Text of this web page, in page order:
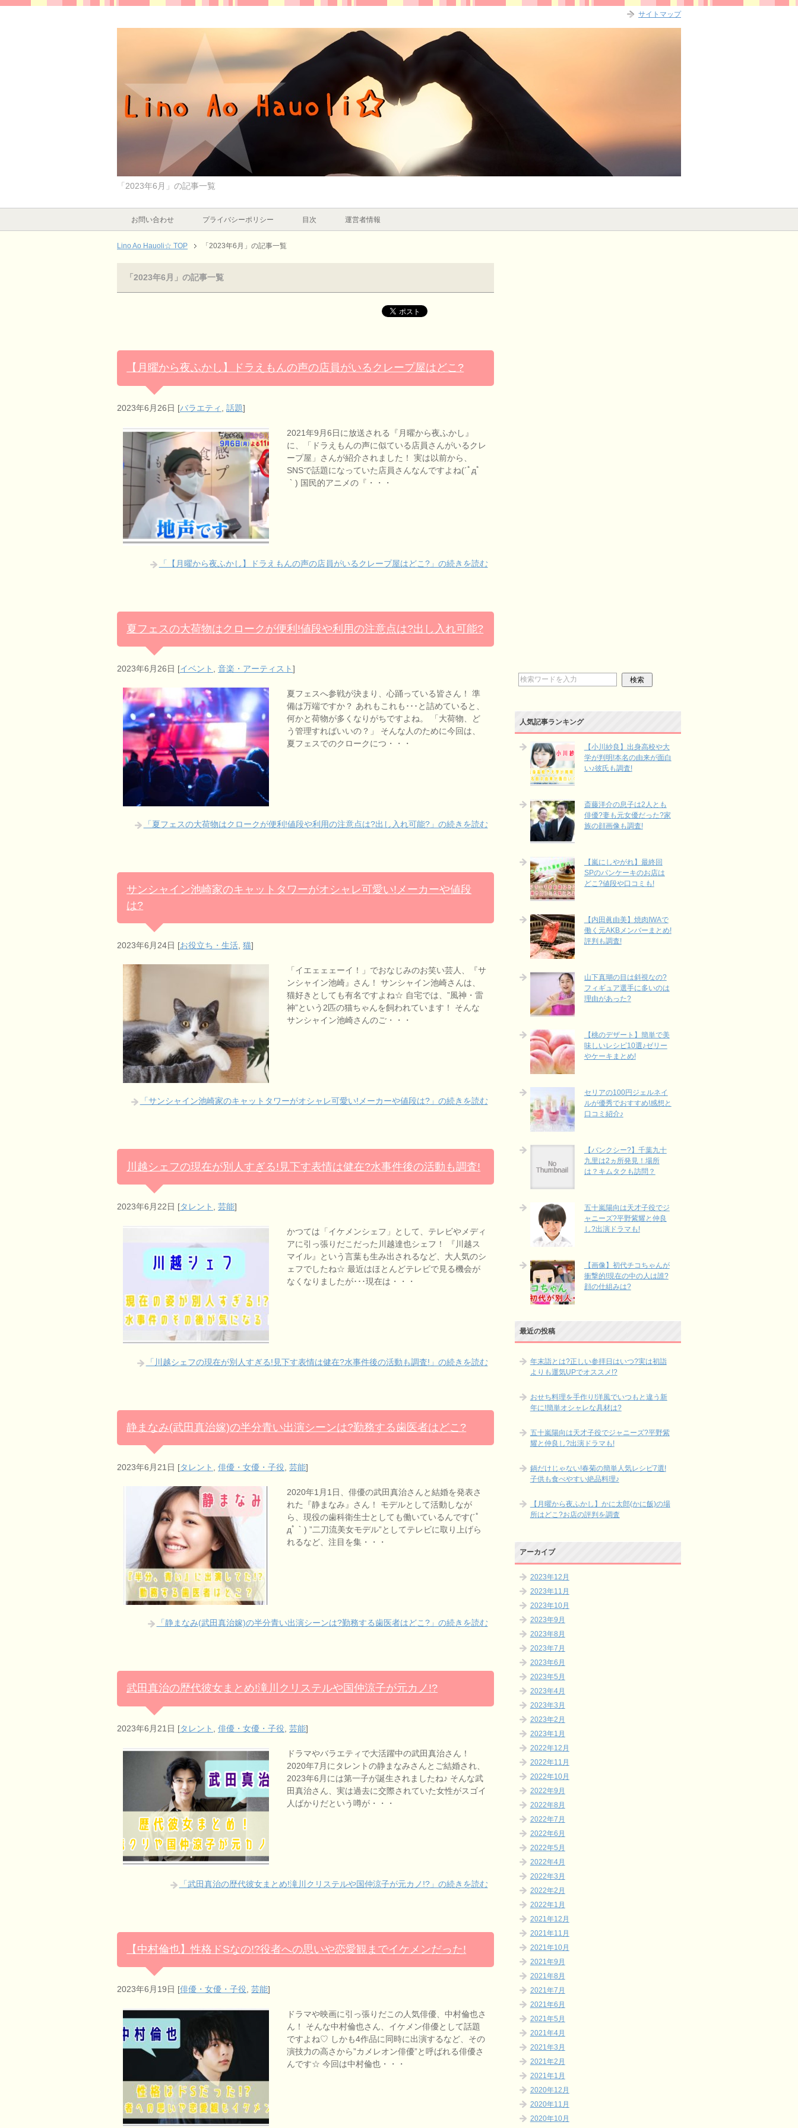
「2023年6月」の記事一覧
お問い合わせ プライバシーポリシー 目次 運営者情報
Lino Ao Hauoli☆ TOP 「2023年6月」の記事一覧
「2023年6月」の記事一覧
【月曜から夜ふかし】ドラえもんの声の店員がいるクレープ屋はどこ?
2023年6月26日 [バラエティ 話題]
2021年9月6日に放送される『月曜から夜ふかし』
に、「ドラえもんの声に似ている店員さんがいるクレ
ープ屋」さんが紹介されました！ 実は以前から、
SNSで話題になっていた店員さんなんですよね(´ﾟдﾟ
｀) 国民的アニメの『・・・
「【月曜から夜ふかし】ドラえもんの声の店員がいるクレープ屋はどこ?」の続きを読む
夏フェスの大荷物はクロークが便利!値段や利用の注意点は?出し入れ可能?
2023年6月26日 [イベント 音楽・アーティスト]
夏フェスへ参戦が決まり、心踊っている皆さん！ 準
備は万端ですか？ あれもこれも･･･と詰めていると、
何かと荷物が多くなりがちですよね。 「大荷物、ど
う管理すればいいの？」 そんな人のために今回は、
夏フェスでのクロークにつ・・・
「夏フェスの大荷物はクロークが便利!値段や利用の注意点は?出し入れ可能?」の続きを読む
サンシャイン池崎家のキャットタワーがオシャレ可愛い!メーカーや値段
は?
2023年6月24日 [お役立ち・生活, 猫]
「イエェェェーイ！」でおなじみのお笑い芸人、『サ
ンシャイン池崎』さん！ サンシャイン池崎さんは、
猫好きとしても有名ですよね☆ 自宅では、”風神・雷
神”という2匹の猫ちゃんを飼われています！ そんな
サンシャイン池崎さんのご・・・
「サンシャイン池崎家のキャットタワーがオシャレ可愛い!メーカーや値段は?」の続きを読む
川越シェフの現在が別人すぎる!見下す表情は健在?水事件後の活動も調査!
2023年6月22日 [タレント 芸能]
かつては「イケメンシェフ」として、テレビやメディ
アに引っ張りだこだった川越達也シェフ！ 『川越ス
マイル』という言葉も生み出されるなど、大人気のシ
ェフでしたね☆ 最近はほとんどテレビで見る機会が
なくなりましたが･･･現在は・・・
「川越シェフの現在が別人すぎる!見下す表情は健在?水事件後の活動も調査!」の続きを読む
静まなみ(武田真治嫁)の半分青い出演シーンは?勤務する歯医者はどこ?
2023年6月21日 [タレント , 俳優・女優・子役, 芸能]
2020年1月1日、俳優の武田真治さんと結婚を発表さ
れた『静まなみ』さん！ モデルとして活動しなが
ら、現役の歯科衛生士としても働いているんです(´ﾟ
дﾟ｀) ”二刀流美女モデル”としてテレビに取り上げら
れるなど、注目を集・・・
「静まなみ(武田真治嫁)の半分青い出演シーンは?勤務する歯医者はどこ?」の続きを読む
武田真治の歴代彼女まとめ!滝川クリステルや国仲涼子が元カノ!?
2023年6月21日 [タレント 俳優・女優・子役 芸能]
ドラマやバラエティで大活躍中の武田真治さん！
2020年7月にタレントの静まなみさんとご結婚され、
2023年6月には第一子が誕生されましたね♪ そんな武
田真治さん、実は過去に交際されていた女性がスゴイ
人ばかりだという噂が・・・
「武田真治の歴代彼女まとめ!滝川クリステルや国仲涼子が元カノ!?」の続きを読む
【中村倫也】性格ドSなの!?役者への思いや恋愛観までイケメンだった!
2023年6月19日 [俳優・女優・子役 芸能]
ドラマや映画に引っ張りだこの人気俳優、中村倫也さ
ん！ そんな中村倫也さん、イケメン俳優として話題
ですよね♡ しかも4作品に同時に出演するなど、その
演技力の高さから”カメレオン俳優”と呼ばれる俳優さ
んです☆ 今回は中村倫也・・・
人気記事ランキング
【小川紗良】出身高校や大
学が判明!本名の由来が面白
い♪彼氏も調査!
斎藤洋介の息子は2人とも
俳優?妻も元女優だった?家
族の顔画像も調査!
【嵐にしやがれ】最終回
SPのパンケーキのお店は
どこ?値段や口コミも!
【内田眞由美】焼肉IWAで
働く元AKBメンバーまとめ!
評判も調査!
山下真瑚の目は斜視なの?
フィギュア選手に多いのは
理由があった?
【桃のデザート】簡単で美
味しいレシピ10選♪ゼリー
やケーキまとめ!
セリアの100円ジェルネイ
ルが優秀でおすすめ!感想と
口コミ紹介♪
【バンクシー?】千葉九十
九里は2ヵ所発見！場所
は？キムタクも訪問？
五十嵐陽向は天才子役でジ
ャニーズ?平野紫耀と仲良
し?出演ドラマも!
【画像】初代チコちゃんが
衝撃的!現在の中の人は誰?
顔の仕組みは?
最近の投稿
年末詣とは?正しい参拝日はいつ?実は初詣
よりも運気UPでオススメ!?
おせち料理を手作り!洋風でいつもと違う新
年に!簡単オシャレな具材は?
五十嵐陽向は天才子役でジャニーズ?平野紫
耀と仲良し?出演ドラマも!
鍋だけじゃない!春菊の簡単人気レシピ7選!
子供も食べやすい絶品料理♪
【月曜から夜ふかし】かに太郎(かに飯)の場
所はどこ?お店の評判を調査
アーカイブ
2023年12月
2023年11月
2023年10月
2023年9月
2023年8月
2023年7月
2023年6月
2023年5月
2023年4月
2023年3月
2023年2月
2023年1月
2022年12月
2022年11月
2022年10月
2022年9月
2022年8月
2022年7月
2022年6月
2022年5月
2022年4月
2022年3月
2022年2月
2022年1月
2021年12月
2021年11月
2021年10月
2021年9月
2021年8月
2021年7月
2021年6月
2021年5月
2021年4月
2021年3月
2021年2月
2021年1月
2020年12月
2020年11月
2020年10月
サイトマップ